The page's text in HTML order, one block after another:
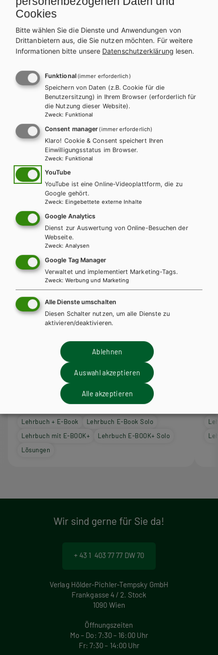
HTL/FS
Mathematik mit technischen
Anwendungen, Band 1
Lehrbuch + E-Book
Lehrbuch E-Book Solo
Lehrbuch mit E-BOOK+
Lösungen
Mathematik mit praktischen
Anwendungen
Mathematik mit praktischen
Anwendungen Band 1
Lehrbuch + E-Book
Lehrbuch E-Book Solo
Lehrbuch mit E-BOOK+
Lehrbuch E-BOOK+ Solo
Lösungen
Wir sind gerne für Sie da!
+ 43 1 403 77 77 DW 70
Verlag Hölder-Pichler-Tempsky GmbH
Frankgasse 4 / 2. Stock
1090 Wien
Öffnungszeiten
Mo – Do: 7:30 – 16:00 Uhr
Fr: 7:30 – 14:00 Uhr
Cookies
Bitte wählen Sie die Dienste und Anwendungen von
Drittanbietern aus, die Sie nutzen möchten. Für weitere
Informationen bitte unsere Datenschutzerklärung lesen.
Funktional (immer erforderlich)
Speichern von Daten (z.B. Cookie für die
Benutzersitzung) in Ihrem Browser (erforderlich für
die Nutzung dieser Website).
Zweck: Funktional
Consent manager (immer erforderlich)
Klaro! Cookie & Consent speichert Ihren
Einwilligungsstatus im Browser.
Zweck: Funktional
YouTube
YouTube ist eine Online-Videoplattform, die zu
Google gehört.
Zweck: Eingebettete externe Inhalte
Google Analytics
Dienst zur Auswertung von Online-Besuchen der
Webseite.
Zweck: Analysen
Google Tag Manager
Verwaltet und implementiert Marketing-Tags.
Zweck: Werbung und Marketing
Alle Dienste umschalten
Diesen Schalter nutzen, um alle Dienste zu
aktivieren/deaktivieren.
Ablehnen
Auswahl akzeptieren
Alle akzeptieren